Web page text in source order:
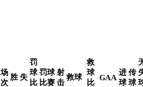
场
次
胜 失
罚
球
比
罚球
比赛
射
击
救球
救
球
比
GAA
进
球
传
球